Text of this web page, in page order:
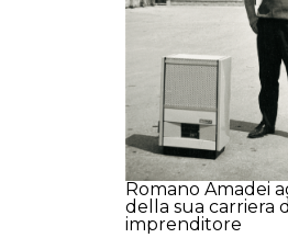
Romano Amadei
della sua carriera
imprenditore